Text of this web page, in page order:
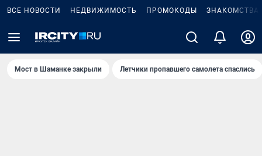
ВСЕ НОВОСТИ НЕДВИЖИМОСТЬ ПРОМОКОДЫ ЗНАКОМСТВА
Мост в Шаманке закрыли Летчики пропавшего самолета спаслись